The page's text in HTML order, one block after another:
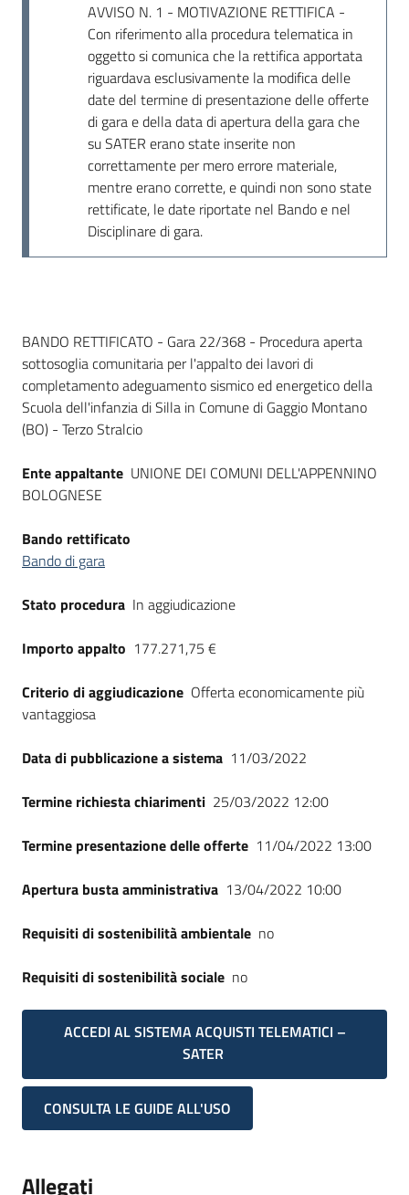
AVVISO N. 1 - MOTIVAZIONE RETTIFICA -
Con riferimento alla procedura telematica in
oggetto si comunica che la rettifica apportata
riguardava esclusivamente la modifica delle
date del termine di presentazione delle offerte
di gara e della data di apertura della gara che
su SATER erano state inserite non
correttamente per mero errore materiale,
mentre erano corrette, e quindi non sono state
rettificate, le date riportate nel Bando e nel
Disciplinare di gara.
Dati del bando
BANDO RETTIFICATO - Gara 22/368 - Procedura aperta
sottosoglia comunitaria per l'appalto dei lavori di
completamento adeguamento sismico ed energetico della
Scuola dell'infanzia di Silla in Comune di Gaggio Montano
(BO) - Terzo Stralcio
Ente appaltante UNIONE DEI COMUNI DELL'APPENNINO
BOLOGNESE
Bando rettificato
Bando di gara
Stato procedura In aggiudicazione
Importo appalto 177.271,75 €
Criterio di aggiudicazione Offerta economicamente più
vantaggiosa
Data di pubblicazione a sistema 11/03/2022
Termine richiesta chiarimenti 25/03/2022 12:00
Termine presentazione delle offerte 11/04/2022 13:00
Apertura busta amministrativa 13/04/2022 10:00
Requisiti di sostenibilità ambientale no
Requisiti di sostenibilità sociale no
ACCEDI AL SISTEMA ACQUISTI TELEMATICI –
SATER
CONSULTA LE GUIDE ALL'USO
Allegati